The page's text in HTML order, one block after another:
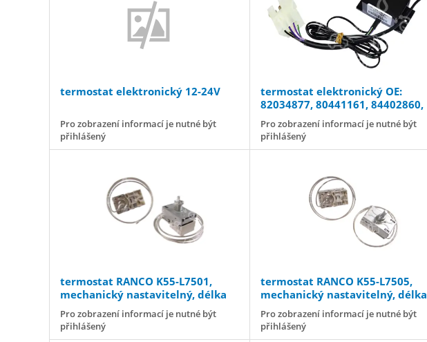
termostat elektronický 12-24V
Pro zobrazení informací je nutné být
přihlášený
termostat elektronický OE:
82034877, 80441161, 84402860,
82034873, 82034875
Pro zobrazení informací je nutné být
přihlášený
termostat RANCO K55-L7501,
mechanický nastavitelný, délka
kapiláry
Pro zobrazení informací je nutné být
přihlášený
termostat RANCO K55-L7505,
mechanický nastavitelný, délka
kapiláry
Pro zobrazení informací je nutné být
přihlášený